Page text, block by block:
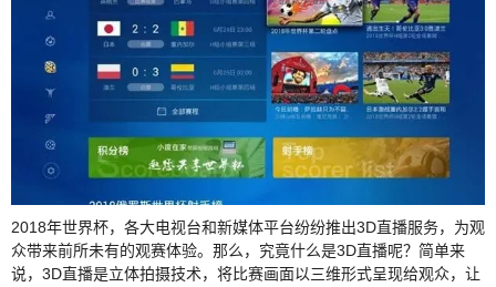
2018年世界杯，各大电视台和新媒体平台纷纷推出3D直播服务，为观
众带来前所未有的观赛体验。那么，究竟什么是3D直播呢？简单来
说，3D直播是立体拍摄技术，将比赛画面以三维形式呈现给观众，让